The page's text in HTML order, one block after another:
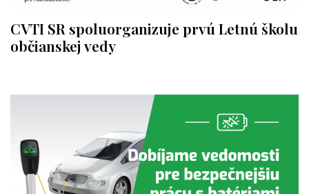
CVTI SR spoluorganizuje prvú Letnú školu
občianskej vedy